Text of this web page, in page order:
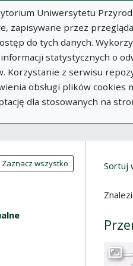
Uniwersytetu
zapisywane przez
do tych danych.
statystycznych o
Korzystanie z serwisu
obsługi plików
dla stosowanych na
Przyrodniczego
(automatyczne
Zaznacz wszystkotreści) Sortuj